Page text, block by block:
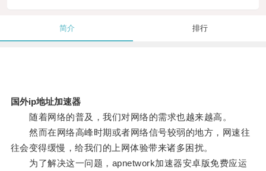
简介 排行
国外ip地址加速器
随着网络的普及，我们对网络的需求也越来越高。
然而在网络高峰时期或者网络信号较弱的地方，网速往
往会变得缓慢，给我们的上网体验带来诸多困扰。
为了解决这一问题，apnetwork加速器安卓版免费应运